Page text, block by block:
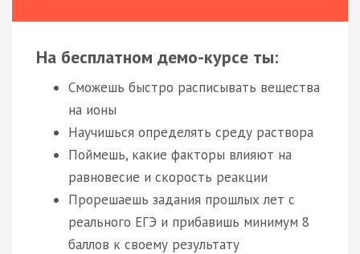
На бесплатном демо-курсе ты:
Сможешь быстро расписывать вещества
на ионы
Научишься определять среду раствора
Поймешь, какие факторы влияют на
равновесие и скорость реакции
Прорешаешь задания прошлых лет с
реального ЕГЭ и прибавишь минимум 8
баллов к своему результату